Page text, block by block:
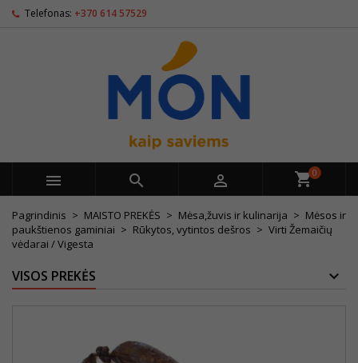
Telefonas: +370 614 57529
   0
Pagrindinis MAISTO PREKĖS Mėsa,žuvis ir kulinarija
Mėsos ir
paukštienos gaminiai
Rūkytos, vytintos dešros
Virti Žemaičių
vėdarai / Vigesta
VISOS PREKĖS